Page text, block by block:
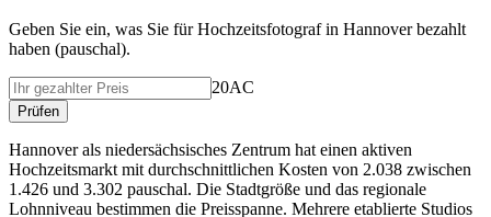
Geben Sie ein, was Sie fürHochzeitsfotografin Hannover bezahlt
haben (pauschal).
20AC
Prüfen
Hannover als niedersächsisches Zentrum hat einen aktiven
Hochzeitsmarkt mit durchschnittlichen Kosten von 2.038 zwischen
1.426 und 3.302 pauschal. Die Stadtgröße und das regionale
Lohnniveau bestimmen die Preisspanne. Mehrere etablierte Studios